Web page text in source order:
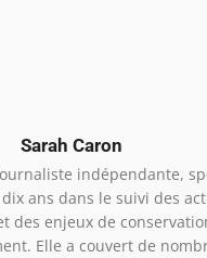
Sarah Caron
indépendante,
ans dans le suivi des
des enjeux de
Elle a couvert de